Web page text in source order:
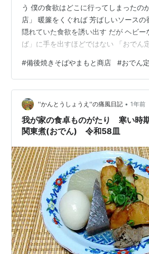
う 僕の食欲はどこに行ってしまったの
店」 暖簾をくぐれば 芳ばしいソースの
隠れていた食欲を誘い出す だが ヘビー
ば」に手を出すほどではない 「おでん
おでん種 大根・あつあげ・平天・たま
東煮」と呼ばれるスタイルのおでん 見
根の芯までじっくり染み込んだ 甘辛い
まで 真っ黒 やまもと商店名物「串」 関
ある「牛の肺（フワ）」 甘辛い出汁を
まるで出汁を…
#備後焼きそばやまもと商店 #おでん
''かんとうしょうえ''の痛風日記 • 1年前
我が家の食卓ものがたり 寒い時
関東煮(おでん) 令和58皿